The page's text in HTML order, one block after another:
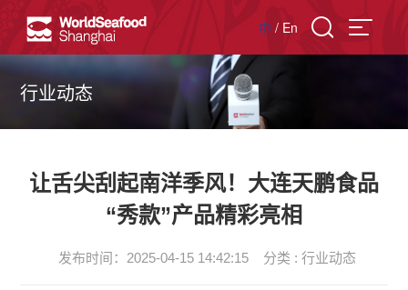
中 / En
行业动态
让舌尖刮起南洋季风！大连天鹏食品
“秀款”产品精彩亮相
发布时间：2025-04-15 14:42:15 分类 : 行业动态